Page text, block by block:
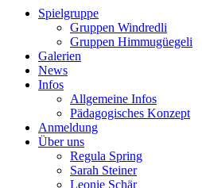
Spielgruppe
Gruppen Windredli
Gruppen Himmugüegeli
Galerien
News
Infos
Allgemeine Infos
Pädagogisches Konzept
Anmeldung
Über uns
Regula Spring
Sarah Steiner
Leonie Schär